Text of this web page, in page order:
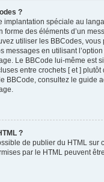
?
implantation spéciale au
forme des éléments d’un
utiliser les BBCodes,
messages en utilisant
Le BBCode lui-même est
entre crochets [ et ] plutôt
BBCode, consultez le guide
?
de publier du HTML sur
par le HTML peuvent